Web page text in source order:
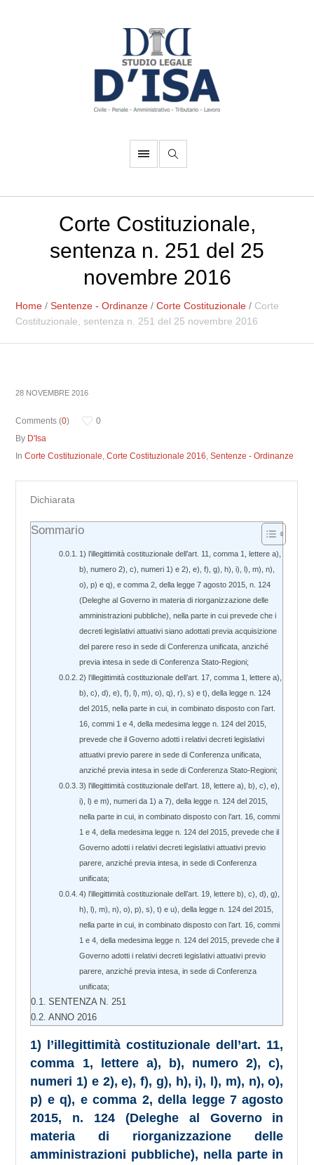
Corte Costituzionale,
sentenza n. 251 del 25
novembre 2016
Home /Sentenze - Ordinanze /Corte Costituzionale / Corte
Costituzionale, sentenza n. 251 del 25 novembre 2016
28 NOVEMBRE 2016
Comments (0)
0
By D'Isa
InCorte Costituzionale,Corte Costituzionale 2016,Sentenze - Ordinanze
Dichiarata
Sommario
1) l’illegittimità costituzionale dell’art. 11, comma 1, lettere a),
b), numero 2), c), numeri 1) e 2), e), f), g), h), i), l), m), n),
o), p) e q), e comma 2, della legge 7 agosto 2015, n. 124
(Deleghe al Governo in materia di riorganizzazione delle
amministrazioni pubbliche), nella parte in cui prevede che i
decreti legislativi attuativi siano adottati previa acquisizione
del parere reso in sede di Conferenza unificata, anziché
previa intesa in sede di Conferenza Stato-Regioni;
2) l’illegittimità costituzionale dell’art. 17, comma 1, lettere a),
b), c), d), e), f), l), m), o), q), r), s) e t), della legge n. 124
del 2015, nella parte in cui, in combinato disposto con l’art.
16, commi 1 e 4, della medesima legge n. 124 del 2015,
prevede che il Governo adotti i relativi decreti legislativi
attuativi previo parere in sede di Conferenza unificata,
anziché previa intesa in sede di Conferenza Stato-Regioni;
3) l’illegittimità costituzionale dell’art. 18, lettere a), b), c), e),
i), l) e m), numeri da 1) a 7), della legge n. 124 del 2015,
nella parte in cui, in combinato disposto con l’art. 16, commi
1 e 4, della medesima legge n. 124 del 2015, prevede che il
Governo adotti i relativi decreti legislativi attuativi previo
parere, anziché previa intesa, in sede di Conferenza
unificata;
4) l’illegittimità costituzionale dell’art. 19, lettere b), c), d), g),
h), l), m), n), o), p), s), t) e u), della legge n. 124 del 2015,
nella parte in cui, in combinato disposto con l’art. 16, commi
1 e 4, della medesima legge n. 124 del 2015, prevede che il
Governo adotti i relativi decreti legislativi attuativi previo
parere, anziché previa intesa, in sede di Conferenza
unificata;
SENTENZA N. 251
ANNO 2016
1) l’illegittimità costituzionale dell’art. 11,
comma 1, lettere a), b), numero 2), c),
numeri 1) e 2), e), f), g), h), i), l), m), n), o),
p) e q), e comma 2, della legge 7 agosto
2015, n. 124 (Deleghe al Governo in
materia di riorganizzazione delle
amministrazioni pubbliche), nella parte in